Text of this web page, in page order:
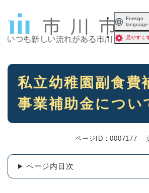
Foreign
language
見やすく
本
私立幼稚園副食費
事業補助金につい
ページID：0007177
ページ内目次